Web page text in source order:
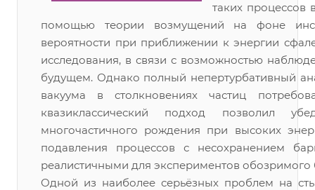
таких процессов
помощью теории возмущений на фоне
вероятности при приближении к энергии
исследования, в связи с возможностью
будущем. Однако полный непертурбативный
вакуума в столкновениях частиц
квазиклассический подход позволил
многочастичного рождения при высоких
подавления процессов с несохранением
реалистичными для экспериментов обозримого
Одной из наиболее серьёзных проблем на